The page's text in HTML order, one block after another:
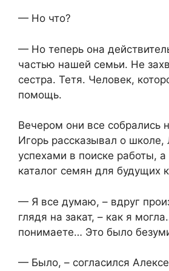
— Но что?
— Но теперь она
частью нашей семьи. Не
сестра. Тетя. Человек,
помощь.
Вечером они все собрались
Игорь рассказывал о школе,
успехами в поиске работы,
каталог семян для будущих
— Я все думаю, – вдруг
глядя на закат, – как я
понимаете… Это было
— Было, – согласился